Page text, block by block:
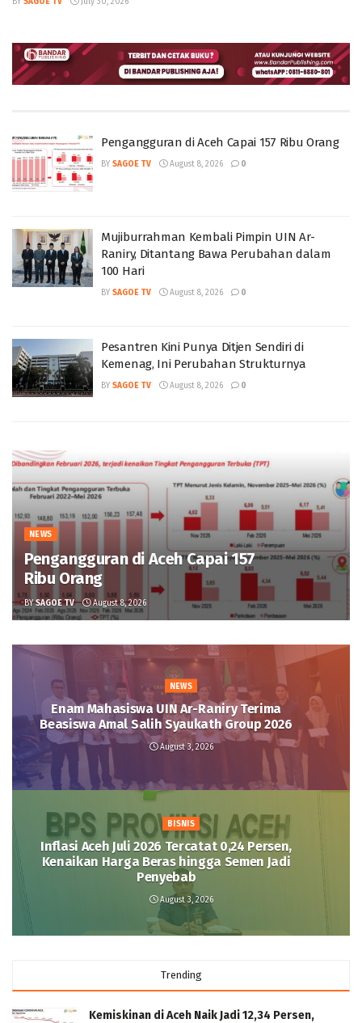
Pengangguran di Aceh Capai 157 Ribu Orang
BY SAGOE TV August 8, 2026 0
Mujiburrahman Kembali Pimpin UIN Ar-
Raniry, Ditantang Bawa Perubahan dalam
100 Hari
BY SAGOE TV August 8, 2026 0
Pesantren Kini Punya Ditjen Sendiri di
Kemenag, Ini Perubahan Strukturnya
BY SAGOE TV August 8, 2026 0
NEWS
Pengangguran di Aceh Capai 157
Ribu Orang
BY SAGOE TV August 8, 2026
NEWS
Enam Mahasiswa UIN Ar-Raniry Terima
Beasiswa Amal Salih Syaukath Group 2026
August 3, 2026
BISNIS
Inflasi Aceh Juli 2026 Tercatat 0,24 Persen,
Kenaikan Harga Beras hingga Semen Jadi
Penyebab
August 3, 2026
Trending
Kemiskinan di Aceh Naik Jadi 12,34 Persen,